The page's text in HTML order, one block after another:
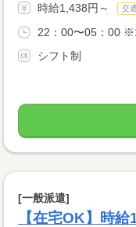
時給1,438円～ 交
22：00〜05：00
シフト制
[一般派遣]
【在宅OK】時